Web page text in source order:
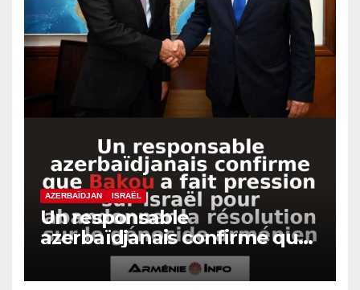
AZERBAÏDJAN ISRAËL
Un responsable
azerbaïdjanais confirme que
Bakou a fait pression sur
Israël pour abandonner la